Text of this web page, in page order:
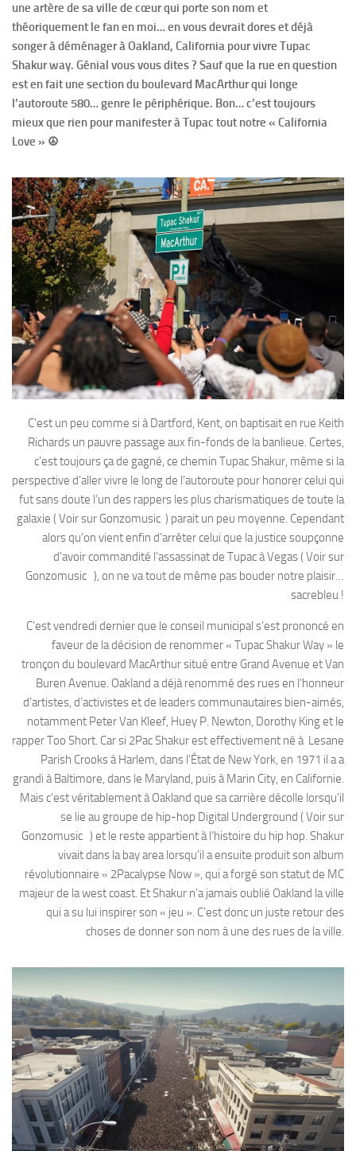
une artère de sa ville de cœur qui porte son nom et
théoriquement le fan en moi… en vous devrait dores et déjà
songer à déménager à Oakland, California pour vivre Tupac
Shakur way. Génial vous vous dites ? Sauf que la rue en question
est en fait une section du boulevard MacArthur qui longe
l’autoroute 580… genre le périphérique. Bon… c’est toujours
mieux que rien pour manifester à Tupac tout notre « California
Love » ☮
C’est un peu comme si à Dartford, Kent, on baptisait en rue Keith
Richards un pauvre passage aux fin-fonds de la banlieue. Certes,
c’est toujours ça de gagné, ce chemin Tupac Shakur, même si la
perspective d’aller vivre le long de l’autoroute pour honorer celui qui
fut sans doute l’un des rappers les plus charismatiques de toute la
galaxie ( Voir sur Gonzomusic ) parait un peu moyenne. Cependant
alors qu’on vient enfin d’arrêter celui que la justice soupçonne
d’avoir commandité l’assassinat de Tupac à Vegas ( Voir sur
Gonzomusic ), on ne va tout de même pas bouder notre plaisir…
sacrebleu !
C’est vendredi dernier que le conseil municipal s’est prononcé en
faveur de la décision de renommer « Tupac Shakur Way » le
tronçon du boulevard MacArthur situé entre Grand Avenue et Van
Buren Avenue. Oakland a déjà renommé des rues en l’honneur
d’artistes, d’activistes et de leaders communautaires bien-aimés,
notamment Peter Van Kleef, Huey P. Newton, Dorothy King et le
rapper Too Short. Car si 2Pac Shakur est effectivement né à Lesane
Parish Crooks à Harlem, dans l’État de New York, en 1971 il a a
grandi à Baltimore, dans le Maryland, puis à Marin City, en Californie.
Mais c’est véritablement à Oakland que sa carrière décolle lorsqu’il
se lie au groupe de hip-hop Digital Underground ( Voir sur
Gonzomusic ) et le reste appartient à l’histoire du hip hop. Shakur
vivait dans la bay area lorsqu’il a ensuite produit son album
révolutionnaire « 2Pacalypse Now », qui a forgé son statut de MC
majeur de la west coast. Et Shakur n’a jamais oublié Oakland la ville
qui a su lui inspirer son « jeu ». C’est donc un juste retour des
choses de donner son nom à une des rues de la ville.